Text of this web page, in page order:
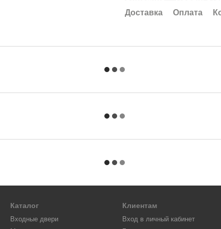
Доставка
Оплата
Каталог
Входные двери
Клиентам
Вход в личный кабинет